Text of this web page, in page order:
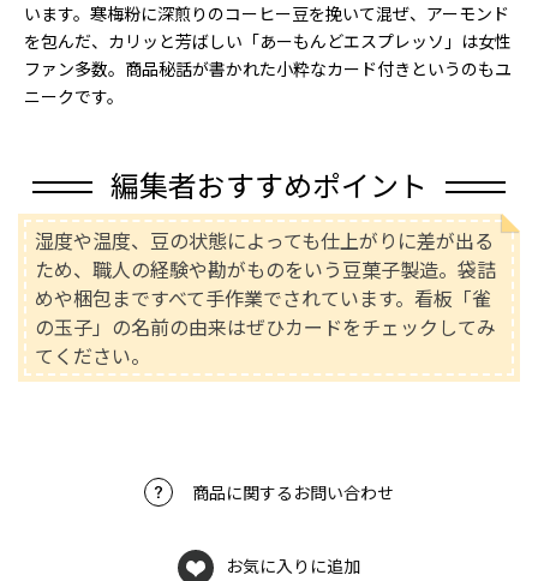
います。寒梅粉に深煎りのコーヒー豆を挽いて混ぜ、アーモンド
を包んだ、カリッと芳ばしい「あーもんどエスプレッソ」は女性
ファン多数。商品秘話が書かれた小粋なカード付きというのもユ
ニークです。
編集者おすすめポイント
湿度や温度、豆の状態によっても仕上がりに差が出る
ため、職人の経験や勘がものをいう豆菓子製造。袋詰
めや梱包まですべて手作業でされています。看板「雀
の玉子」の名前の由来はぜひカードをチェックしてみ
てください。
商品に関するお問い合わせ
お気に入りに追加